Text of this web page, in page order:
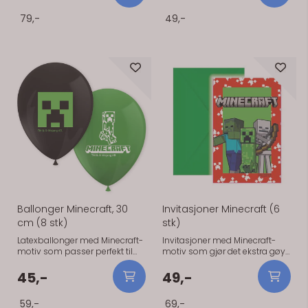
79,-
stk.
49,-
Ballonger Minecraft, 30
cm (8 stk)
Latexballonger med Minecraft-
motiv som passer perfekt til
bursdager og temafester. Flotte
alene eller som del av en større
ballongdekorasjon. Pakke med
8 stk. Diameter: ca. 30 cm.
45,-
59,-
Invitasjoner Minecraft (6
stk)
Invitasjoner med Minecraft-
motiv som gjør det ekstra gøy
å invitere til bursdag eller
temafest. Leveres med
konvolutter og passer perfekt
49,-
69,-